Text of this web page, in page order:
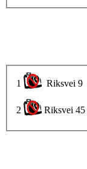
1 Riksvei 9
2 Riksvei 45